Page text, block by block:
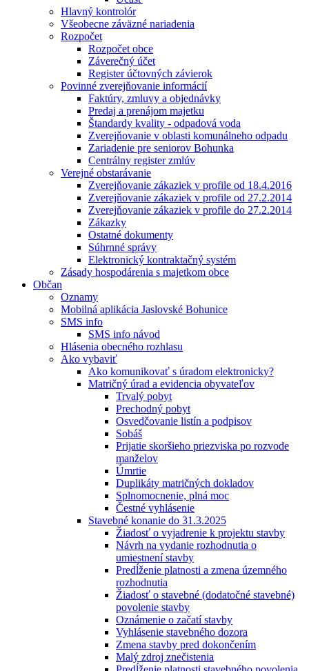
Hlavný kontrolór
Všeobecne záväzné nariadenia
Rozpočet
Rozpočet obce
Záverečný účet
Register účtovných závierok
Povinné zverejňovanie informácií
Faktúry, zmluvy a objednávky
Predaj a prenájom majetku
Štandardy kvality - odpadová voda
Zverejňovanie v oblasti komunálneho odpadu
Zariadenie pre seniorov Bohunka
Centrálny register zmlúv
Verejné obstarávanie
Zverejňovanie zákaziek v profile od 18.4.2016
Zverejňovanie zákaziek v profile od 27.2.2014
Zverejňovanie zákaziek v profile do 27.2.2014
Zákazky
Ostatné dokumenty
Súhrnné správy
Elektronický kontraktačný systém
Zásady hospodárenia s majetkom obce
Občan
Oznamy
Mobilná aplikácia Jaslovské Bohunice
SMS info
SMS info návod
Hlásenia obecného rozhlasu
Ako vybaviť
Ako komunikovať s úradom elektronicky?
Matričný úrad a evidencia obyvateľov
Trvalý pobyt
Prechodný pobyt
Osvedčovanie listín a podpisov
Sobáš
Prijatie skoršieho priezviska po rozvode
manželov
Úmrtie
Duplikáty matričných dokladov
Splnomocnenie, plná moc
Čestné vyhlásenie
Stavebné konanie do 31.3.2025
Žiadosť o vyjadrenie k projektu stavby
Návrh na vydanie rozhodnutia o
umiestnení stavby
Predĺženie platnosti a zmena územného
rozhodnutia
Žiadosť o stavebné (dodatočné stavebné)
povolenie stavby
Oznámenie o začatí stavby
Vyhlásenie stavebného dozora
Zmena stavby pred dokončením
Malý zdroj znečistenia